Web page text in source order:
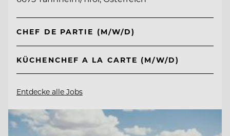
CHEF DE PARTIE (M/W/D)
KÜCHENCHEF A LA CARTE (M/W/D)
Entdecke alle Jobs